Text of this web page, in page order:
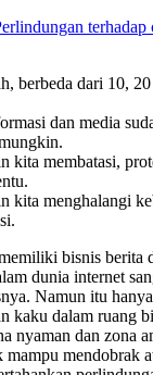
berbeda dari 10,
dan media
kita membatasi,
kita menghalangi
bisnis berita
dunia internet
Namun itu
kaku dalam ruang
nyaman dan zona
mampu mendobrak